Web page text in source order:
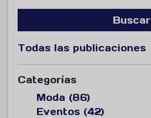
Buscar
Todas las publicaciones
Categorías
Moda (86)
Eventos (42)